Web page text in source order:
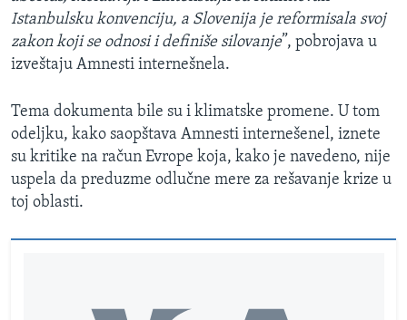
Istanbulsku konvenciju, a Slovenija je reformisala svoj
zakon koji se odnosi i definiše silovanje”, pobrojava u
izveštaju Amnesti internešnela.
Tema dokumenta bile su i klimatske promene. U tom
odeljku, kako saopštava Amnesti internešenel, iznete
su kritike na račun Evrope koja, kako je navedeno, nije
uspela da preduzme odlučne mere za rešavanje krize u
toj oblasti.